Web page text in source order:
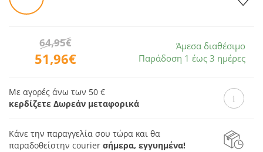
51,96€
64,95€
Άμεσα διαθέσιμο
Παράδοση 1 έως 3 ημέρες
Με αγορές άνω των 50 €
κερδίζετε Δωρεάν μεταφορικά
Κάνε την παραγγελία σου τώρα και θα
παραδοθείστην courier σήμερα, εγγυημένα!